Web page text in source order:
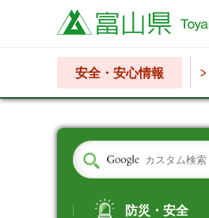
富山県
安全・安心情報
防災・安全